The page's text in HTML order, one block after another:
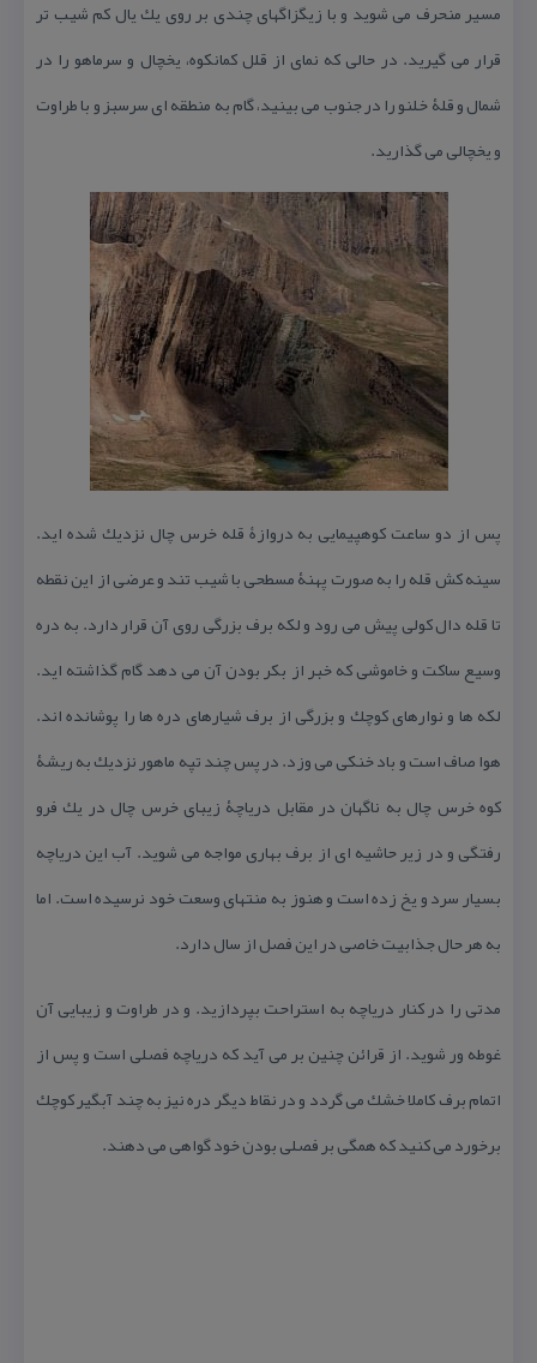
مسیر منحرف می شوید و با زیگزاگهای چندی بر روی یك یال كم شیب تر
قرار می گیرید. در حالی كه نمای از قلل كمانكوه، یخچال و سرماهو را در
شمال و قلۀ خلنو را در جنوب می بینید، گام به منطقه ای سرسبز و با طراوت
و یخچالی می گذارید.
پس از دو ساعت كوهپیمایی به دروازۀ قله خرس چال نزدیك شده اید.
سینه كش قله را به صورت پهنۀ مسطحی با شیب تند و عرضی از این نقطه
تا قله دال كولی پیش می رود و لكه برف بزرگی روی آن قرار دارد. به دره
وسیع ساكت و خاموشی كه خبر از بكر بودن آن می دهد گام گذاشته اید.
لكه ها و نوارهای كوچك و بزرگی از برف شیارهای دره ها را پوشانده اند.
هوا صاف است و باد خنكی می وزد. در پس چند تپه ماهور نزدیك به ریشۀ
كوه خرس چال به ناگهان در مقابل دریاچۀ زیبای خرس چال در یك فرو
رفتگی و در زیر حاشیه ای از برف بهاری مواجه می شوید. آب این دریاچه
بسیار سرد و یخ زده است و هنوز به منتهای وسعت خود نرسیده است. اما
به هر حال جذابیت خاصی در این فصل از سال دارد.
مدتی را در كنار دریاچه به استراحت بپردازید. و در طراوت و زیبایی آن
غوطه ور شوید. از قرائن چنین بر می آید كه دریاچه فصلی است و پس از
اتمام برف كاملا خشك می گردد و در نقاط دیگر دره نیز به چند آبگیر كوچك
برخورد می كنید كه همگی بر فصلی بودن خود گواهی می دهند.